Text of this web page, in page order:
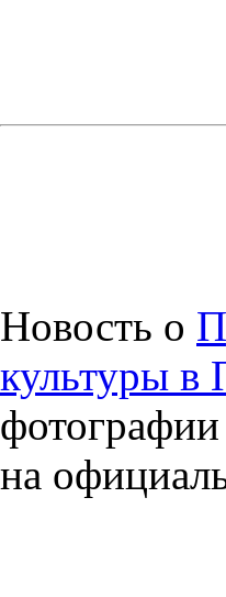
Новость о
культуры в
на